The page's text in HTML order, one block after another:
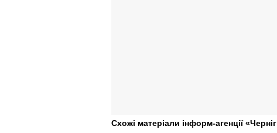
Схожі матеріали інформ-агенції